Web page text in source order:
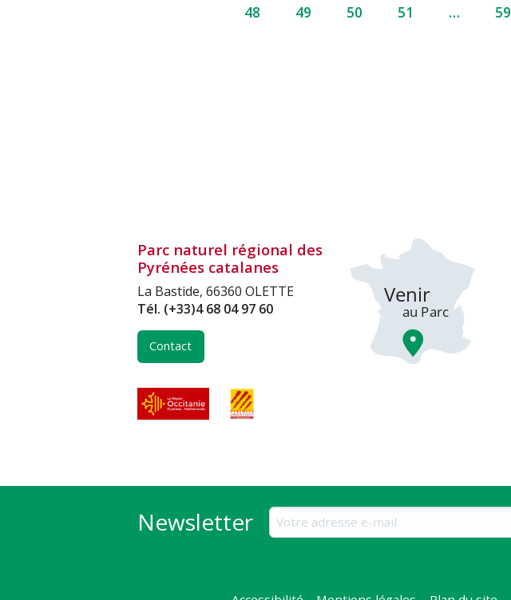
48
49 50 51 … 59
Parc naturel régional des
Pyrénées catalanes
La Bastide, 66360 OLETTE
Tél. (+33)4 68 04 97 60
Contact
Newsletter